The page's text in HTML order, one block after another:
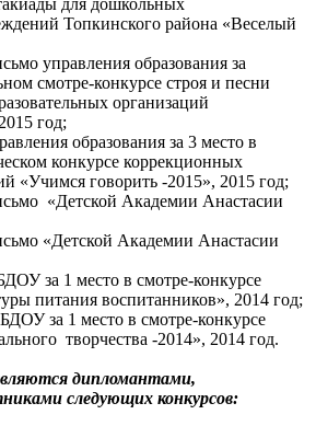
Топкинского района «Веселый
управления образования за
смотре-конкурсе строя и песни
организаций
год;
образования за 3 место в
конкурсе коррекционных
«Учимся говорить -2015», 2015 год;
«Детской Академии Анастасии
«Детской Академии Анастасии
за 1 место в смотре-конкурсе
питания воспитанников», 2014 год;
за 1 место в смотре-конкурсе
творчества -2014», 2014 год.
дипломантами,
следующих конкурсов: